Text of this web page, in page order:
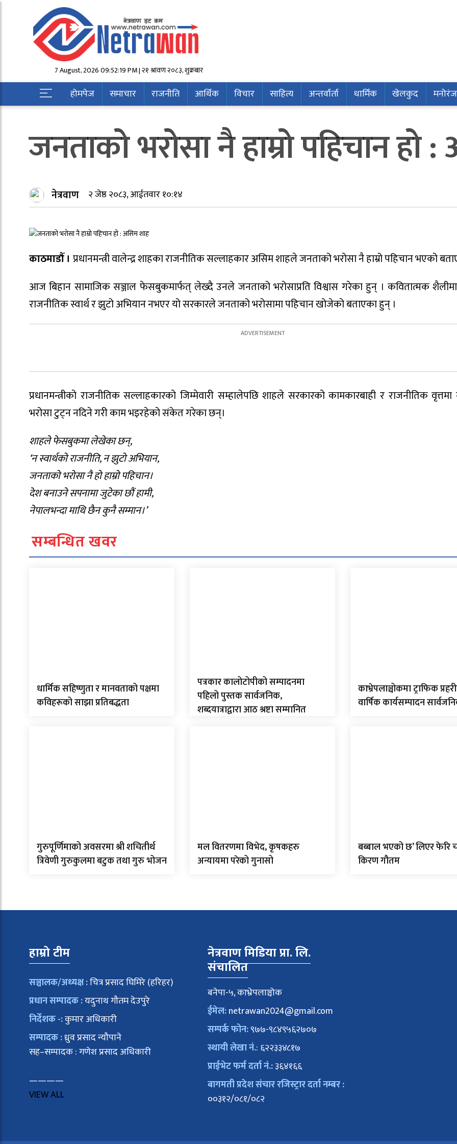
7 August, 2026 09:52:19 PM | २१ श्रावण २०८३, शुक्रबार
होमपेज समाचार राजनीति आर्थिक विचार साहित्य अन्तर्वार्ता धार्मिक खेलकुद
जनताको भरोसा नै हाम्रो पहिचान हो
नेत्रवाण २ जेष्ठ २०८३, आईतवार १०:१४
काठमाडौँ । प्रधानमन्त्री वालेन्द्र शाहका राजनीतिक सल्लाहकार असिम शाहले जनताको भरोसा नै हाम्रो पहिचान भएको
आज बिहान सामाजिक सञ्जाल फेसबुकमार्फत् लेख्दै उनले जनताको भरोसाप्रति विश्वास गरेका हुन् । कवितात्मक
राजनीतिक स्वार्थ र झुटो अभियान नभएर यो सरकारले जनताको भरोसामा पहिचान खोजेको बताएका हुन् ।
प्रधानमन्त्रीको राजनीतिक सल्लाहकारको जिम्मेवारी सम्हालेपछि शाहले सरकारको कामकारबाही र राजनीतिक
भरोसा टुट्न नदिने गरी काम भइरहेको संकेत गरेका छन्।
शाहले फेसबुकमा लेखेका छन्,
‘न स्वार्थको राजनीति, न झुटो अभियान,
जनताको भरोसा नै हो हाम्रो पहिचान।
देश बनाउने सपनामा जुटेका छौं हामी,
नेपालभन्दा माथि छैन कुनै सम्मान।’
सम्बन्धित खवर
धार्मिक सहिष्णुता र मानवताको पक्षमा
कविहरूको साझा प्रतिबद्धता
पत्रकार कालोटोपीको सम्पादनमा
पहिलो पुस्तक सार्वजनिक,
शब्दयात्राद्वारा आठ श्रष्टा सम्मानित
काभ्रेपलाञ्चोकमा ट्राफिक
वार्षिक कार्यसम्पादन
गुरुपूर्णिमाको अवसरमा श्री शचितीर्थ
त्रिवेणी गुरुकुलमा बटुक तथा गुरु भोजन
मल वितरणमा विभेद, कृषकहरु
अन्यायमा परेको गुनासो
बब्बाल भएको छ’ लिएर फेरि
किरण गौतम
हाम्रो टीम
सञ्चालक/अध्यक्ष :चित्र प्रसाद घिमिरे (हरिहर)
प्रधान सम्पादक :यदुनाथ गौतम देउपुरे
निर्देशक -:कुमार अधिकारी
सम्पादक :ध्रुव प्रसाद न्यौपाने
सह–सम्पादक : गणेश प्रसाद अधिकारी
————
VIEW ALL
नेत्रवाण मिडिया प्रा. लि.
संचालित
बनेपा-५, काभ्रेपलाञ्चोक
ईमेल:netrawan2024@gmail.com
सम्पर्क फोन:९७७-९८४९५६२७०७
स्थायी लेखा नं.: ६२२३३४८१७
प्राईभेट फर्म दर्ता नं.:३६४१६६
बागमती प्रदेश संचार रजिस्ट्रार दर्ता नम्बर :
००३१२/०८१/०८२